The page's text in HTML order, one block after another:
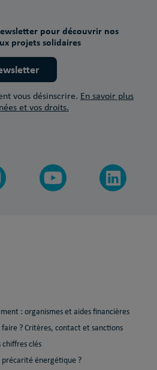
pour découvrir nos
projets solidaires
vous désinscrire. En savoir plus
et vos droits.
: organismes et aides financières
? Critères, contact et sanctions
chiffres clés
énergétique ?